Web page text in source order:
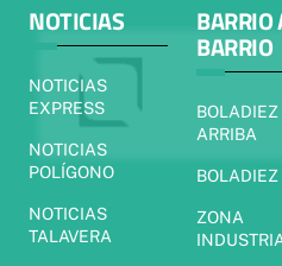
NOTICIAS
NOTICIAS
EXPRESS
NOTICIAS
POLÍGONO
NOTICIAS
TALAVERA
BARRIO
BARRIO
BOLADIEZ
ARRIBA
BOLADIEZ
ZONA